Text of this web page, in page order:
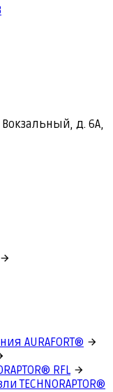
Вокзальный, д. 6А,
AURAFORT®
RFL
TECHNORAPTOR®